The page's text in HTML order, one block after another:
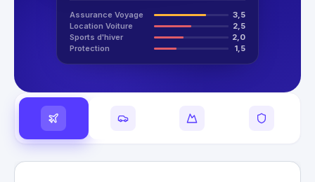
Assurance Voyage
3,5
Location Voiture
2,5
Sports d'hiver
2,0
Protection
1,5